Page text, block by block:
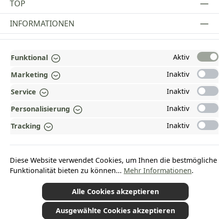
TOP
Vertrag widerrufen
INFORMATIONEN
ZAHLUNGS- UND VERSANDARTEN
WARUM HEAD-SHOP.DE?
UNSERE COMMUNITIES
*Alle Preise inkl. gesetzl. Mehrwertsteuer zzgl.Versandkostenund ggf.
Nachnahmegebühren, wenn nicht anders angegeben.
© 2026 Plamundo GmbH - Alle Rechte vorbehalten. Theme by
ThemeWare®
Funktional
Aktiv
Marketing
Inaktiv
Service
Inaktiv
Personalisierung
Inaktiv
Tracking
Inaktiv
Diese Website verwendet Cookies, um Ihnen die bestmögliche
Funktionalität bieten zu können... Mehr Informationen.
Alle Cookies akzeptieren
Ausgewählte Cookies akzeptieren